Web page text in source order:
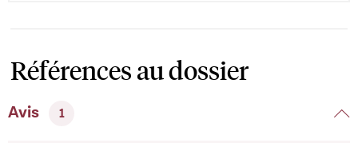
Références au dossier
Avis 1